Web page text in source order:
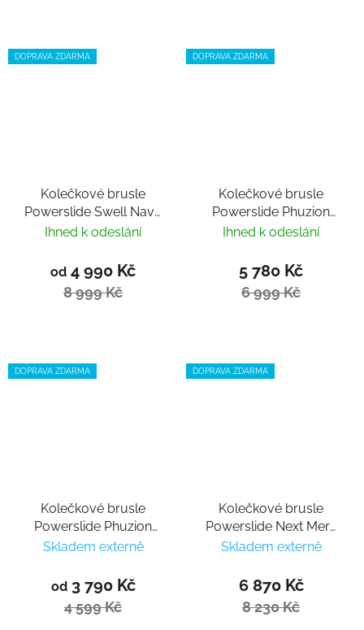
DOPRAVA ZDARMA
Kolečkové brusle
Powerslide Swell Navy
110 Trinity
Ihned k odeslání
od 4 990 Kč
8 999 Kč
DOPRAVA ZDARMA
Kolečkové brusle
Powerslide Phuzion
Argon Bluebird 100
Ihned k odeslání
5 780 Kč
6 999 Kč
DOPRAVA ZDARMA
Kolečkové brusle
Powerslide Phuzion
RFC 90 Trinity
Skladem externě
od3 790 Kč
4 599 Kč
DOPRAVA ZDARMA
Kolečkové brusle
Powerslide Next Mery
Munoz Pro 80
Skladem externě
6 870 Kč
8 230 Kč